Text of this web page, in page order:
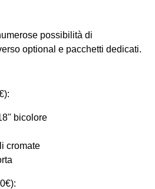
possibilità di
optional e pacchetti dedicati.
bicolore
cromate